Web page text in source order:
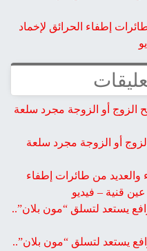
إطفاء الحرائق لإخماد
الزوج أو الزوجة مجرد سلعة
أو الزوجة مجرد سلعة
والعديد من طائرات إطفاء
قنية – فيديو
يستعد لتسلق “مون بلان”..
يستعد لتسلق “مون بلان”..